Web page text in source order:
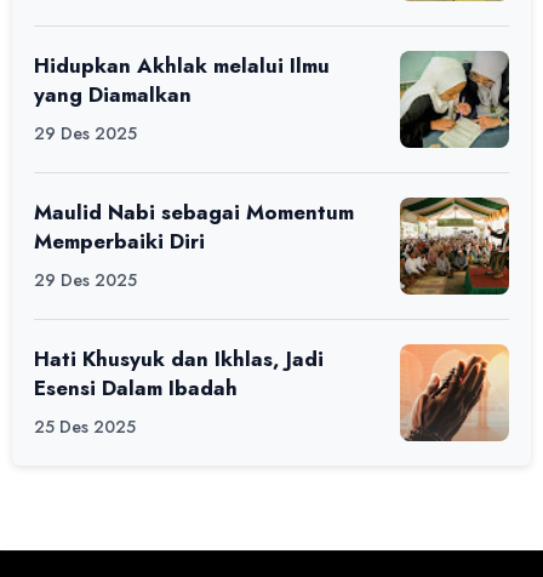
Hidupkan Akhlak melalui Ilmu
yang Diamalkan
29 Des 2025
Maulid Nabi sebagai Momentum
Memperbaiki Diri
29 Des 2025
Hati Khusyuk dan Ikhlas, Jadi
Esensi Dalam Ibadah
25 Des 2025